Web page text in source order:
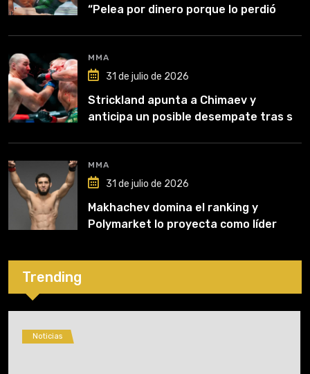
“Pelea por dinero porque lo perdió
MMA
31 de julio de 2026
Strickland apunta a Chimaev y
anticipa un posible desempate tras su
MMA
31 de julio de 2026
Makhachev domina el ranking y
Polymarket lo proyecta como líder
Trending
Noticias